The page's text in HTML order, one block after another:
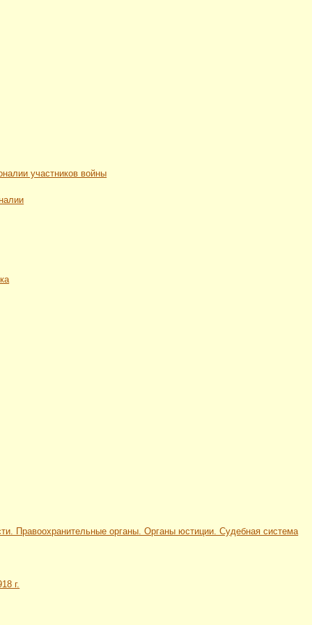
участников войны
Правоохранительные органы. Органы юстиции. Судебная система
г.